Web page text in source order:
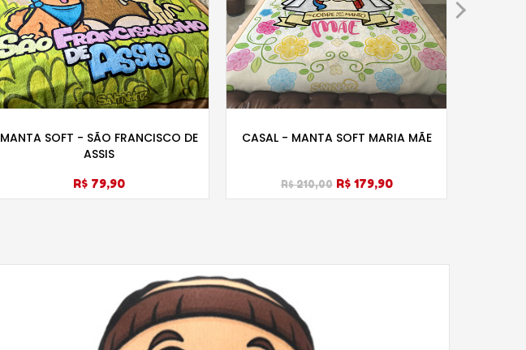
MANTA SOFT - SÃO FRANCISCO DE
ASSIS
R$ 79,90
CASAL - MANTA SOFT MARIA MÃE
R$ 210,00 R$ 179,90